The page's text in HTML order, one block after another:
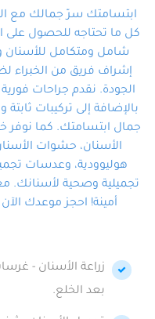
ابتسامتك سرّ جمالك مع
كل ما تحتاجه للحصول على
شامل ومتكامل للأسنان
إشراف فريق من الخبراء
الجودة. نقدم جراحات
بالإضافة إلى تركيبات
جمال ابتسامتك. كما نوفر
الأسنان، حشوات
هوليوودية، وعدسات
تجميلية وصحية لأسنانك.
أمينة! احجز موعدك الآن
زراعة الأسنان -
بعد الخلع.